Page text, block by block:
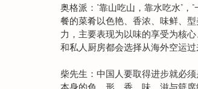
奥格派：“靠山吃山，靠水吃水”，
餐的菜肴以色艳、香浓、味鲜、
力，主要表现为以味的享受为核
和私人厨房都会选择从海外空运过
柴先生：中国人要取得进步就必